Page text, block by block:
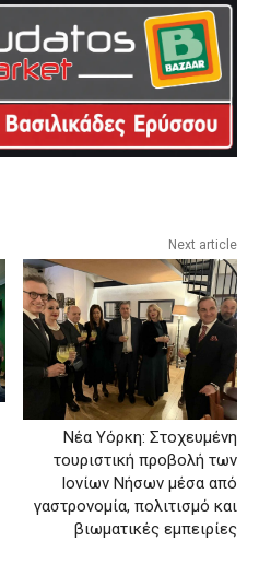
Next article
Νέα Υόρκη: Στοχευμένη
τουριστική προβολή των
Ιονίων Νήσων μέσα από
γαστρονομία, πολιτισμό και
βιωματικές εμπειρίες